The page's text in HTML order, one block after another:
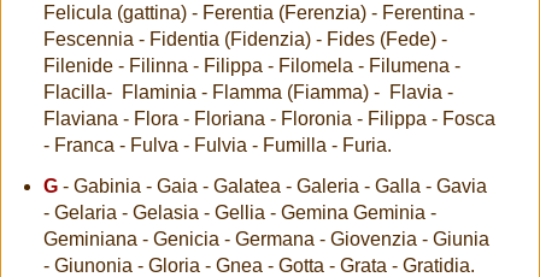
Felicula (gattina) - Ferentia (Ferenzia) - Ferentina -
Fescennia - Fidentia (Fidenzia) - Fides (Fede) -
Filenide - Filinna - Filippa - Filomela - Filumena -
Flacilla- Flaminia - Flamma (Fiamma) - Flavia -
Flaviana - Flora - Floriana - Floronia - Filippa - Fosca
- Franca - Fulva - Fulvia - Fumilla - Furia.
G - Gabinia - Gaia - Galatea - Galeria - Galla - Gavia
- Gelaria - Gelasia - Gellia - Gemina Geminia -
Geminiana - Genicia - Germana - Giovenzia - Giunia
- Giunonia - Gloria - Gnea - Gotta - Grata - Gratidia.